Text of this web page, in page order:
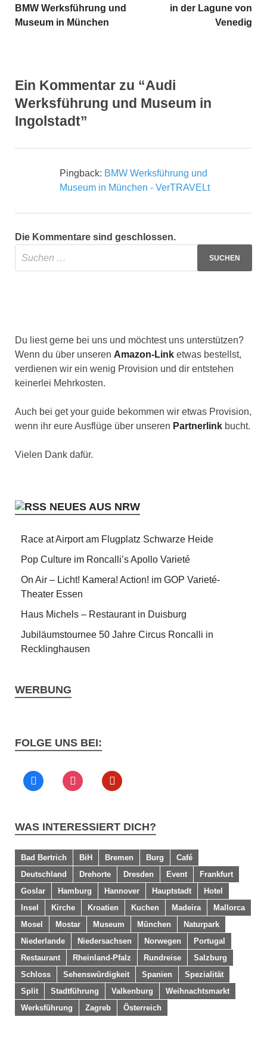
BMW Werksführung und
Museum in München
in der Lagune von
Venedig
Ein Kommentar zu “Audi
Werksführung und Museum in
Ingolstadt”
Pingback: BMW Werksführung und
Museum in München - VerTRAVELt
Die Kommentare sind geschlossen.
Du liest gerne bei uns und möchtest uns unterstützen?
Wenn du über unseren Amazon-Link etwas bestellst,
verdienen wir ein wenig Provision und dir entstehen
keinerlei Mehrkosten.
Auch bei get your guide bekommen wir etwas Provision,
wenn ihr eure Ausflüge über unseren Partnerlink bucht.
Vielen Dank dafür.
NEUES AUS NRW
Race at Airport am Flugplatz Schwarze Heide
Pop Culture im Roncalli’s Apollo Varieté
On Air – Licht! Kamera! Action! im GOP Varieté-
Theater Essen
Haus Michels – Restaurant in Duisburg
Jubiläumstournee 50 Jahre Circus Roncalli in
Recklinghausen
WERBUNG
FOLGE UNS BEI:
WAS INTERESSIERT DICH?
Bad Bertrich BiH Bremen Burg
Café
Deutschland
Drehorte Dresden Event
Frankfurt
Goslar
Hamburg Hannover Hauptstadt
Hotel
Insel
Kirche Kroatien Kuchen Madeira
Mallorca
Mosel
Mostar Museum München
Naturpark
Niederlande
Niedersachsen Norwegen
Portugal
Restaurant
Rheinland-Pfalz Rundreise
Salzburg
Schloss
Sehenswürdigkeit Spanien
Spezialität
Split
Stadtführung Valkenburg
Weihnachtsmarkt
Werksführung
Zagreb Österreich